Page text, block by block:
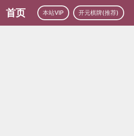
首页 本站VIP 开元棋牌(推荐)